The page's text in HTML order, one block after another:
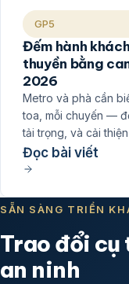
GP5
Đếm hành
thuyền bằng
2026
Metro và phà cần
toa, mỗi chuyến —
tải trọng, và cải
Đọc bài viết
SẴN SÀNG TRIỂN
Trao đổi cụ
an ninh